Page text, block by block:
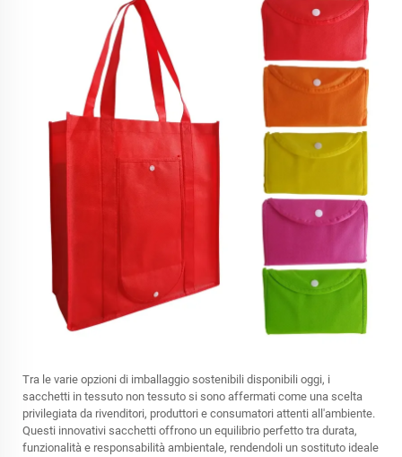
Tra le varie opzioni di imballaggio sostenibili disponibili oggi, i
sacchetti in tessuto non tessuto si sono affermati come una scelta
privilegiata da rivenditori, produttori e consumatori attenti all'ambiente.
Questi innovativi sacchetti offrono un equilibrio perfetto tra durata,
funzionalità e responsabilità ambientale, rendendoli un sostituto ideale